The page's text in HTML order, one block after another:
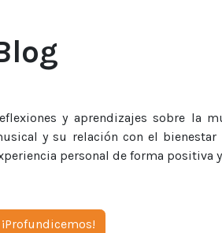
y aprendizajes sobre la
y su relación con el bienestar
personal de forma positiva
¡Profundicemos!